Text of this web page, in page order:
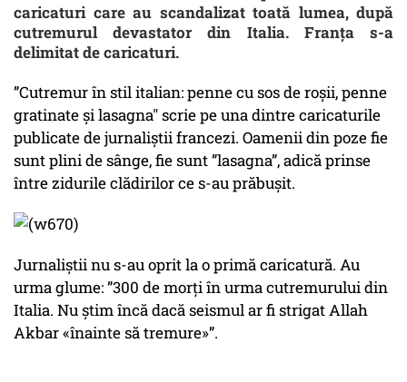
caricaturi care au scandalizat toată lumea, după
cutremurul devastator din Italia. Franța s-a
delimitat de caricaturi.
”Cutremur în stil italian: penne cu sos de roșii, penne
gratinate și lasagna" scrie pe una dintre caricaturile
publicate de jurnaliștii francezi. Oamenii din poze fie
sunt plini de sânge, fie sunt ”lasagna”, adică prinse
între zidurile clădirilor ce s-au prăbușit.
Jurnaliștii nu s-au oprit la o primă caricatură. Au
urma glume: ”300 de morți în urma cutremurului din
Italia. Nu știm încă dacă seismul ar fi strigat Allah
Akbar «înainte să tremure»”.